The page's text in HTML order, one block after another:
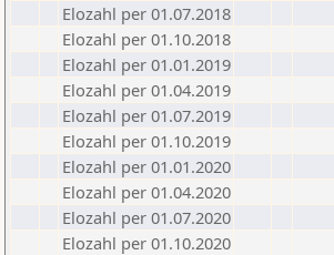
Elozahl per 01.07.2018
Elozahl per 01.10.2018
Elozahl per 01.01.2019
Elozahl per 01.04.2019
Elozahl per 01.07.2019
Elozahl per 01.10.2019
Elozahl per 01.01.2020
Elozahl per 01.04.2020
Elozahl per 01.07.2020
Elozahl per 01.10.2020